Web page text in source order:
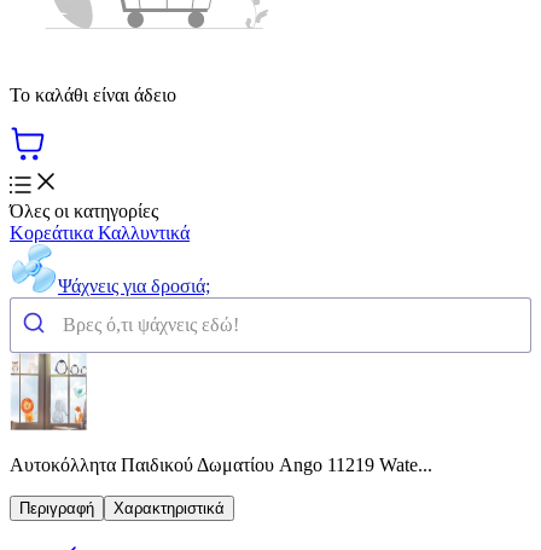
Το καλάθι είναι άδειο
Όλες οι κατηγορίες
Κορεάτικα Καλλυντικά
Ψάχνεις για δροσιά;
Αυτοκόλλητα Παιδικού Δωματίου Ango 11219 Wate...
Περιγραφή Χαρακτηριστικά